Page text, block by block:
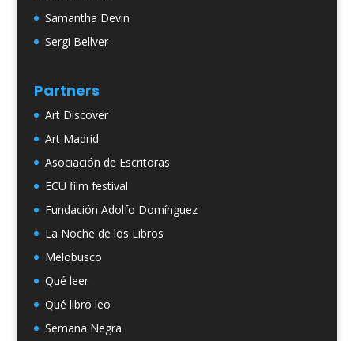
Samantha Devin
Sergi Bellver
Partners
Art Discover
Art Madrid
Asociación de Escritoras
ECU film festival
Fundación Adolfo Domínguez
La Noche de los Libros
Melobusco
Qué leer
Qué libro leo
Semana Negra